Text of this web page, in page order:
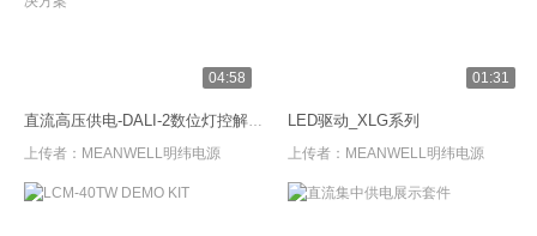
04:58
直流高压供电-DALI-2数位灯控解决方案
上传者： MEANWELL明纬电源
01:31
LED驱动_XLG系列
上传者： MEANWELL明纬电源